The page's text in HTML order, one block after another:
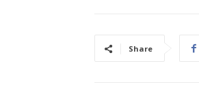
Share